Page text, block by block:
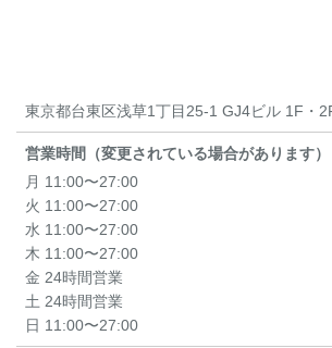
東京都台東区浅草1丁目25-1 GJ4ビル 1F・
営業時間（変更されている場合があります）
月 11:00〜27:00
火 11:00〜27:00
水 11:00〜27:00
木 11:00〜27:00
金 24時間営業
土 24時間営業
日 11:00〜27:00